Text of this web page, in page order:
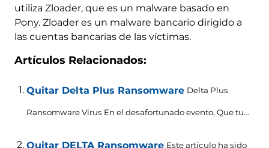
utiliza Zloader, que es un malware basado en
Pony. Zloader es un malware bancario dirigido a
las cuentas bancarias de las víctimas.
Artículos Relacionados:
Quitar Delta Plus Ransomware Delta Plus
Ransomware Virus En el desafortunado evento, Que tu...
Quitar DELTA Ransomware Este artículo ha sido